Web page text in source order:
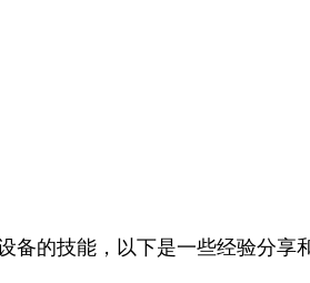
的技能，以下是一些经验分享